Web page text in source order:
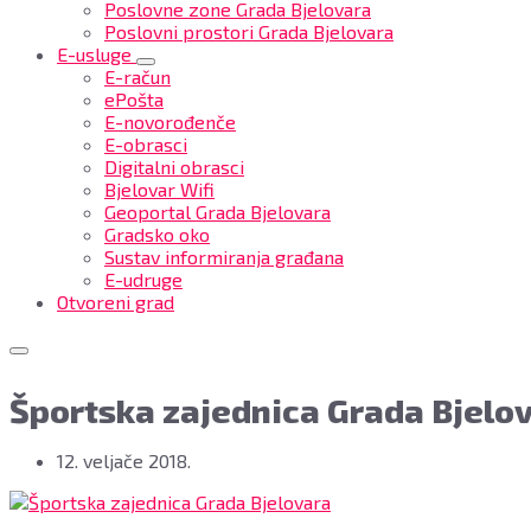
Poslovne zone Grada Bjelovara
Poslovni prostori Grada Bjelovara
E-usluge
E-račun
ePošta
E-novorođenče
E-obrasci
Digitalni obrasci
Bjelovar Wifi
Geoportal Grada Bjelovara
Gradsko oko
Sustav informiranja građana
E-udruge
Otvoreni grad
Športska zajednica Grada
12. veljače 2018.